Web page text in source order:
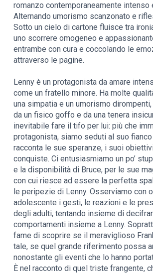
romanzo contemporaneamente intenso
Alternando umorismo scanzonato e
Sotto un cielo di cartone fluisce tra
uno scorrere omogeneo e
entrambe con cura e coccolando le
attraverso le pagine.
Lenny è un protagonista da amare
come un fratello minore. Ha molte
una simpatia e un umorismo
da un fisico goffo e da una tenera
inevitabile fare il tifo per lui: più che
protagonista, siamo seduti al suo
racconta le sue speranze, i suoi
conquiste. Ci entusiasmiamo un po’
e la disponibilità di Bruce, per le sue
con cui riesce ad essere la perfetta
le peripezie di Lenny. Osserviamo con
adolescente i gesti, le reazioni e le
degli adulti, tentando insieme di
comportamenti insieme a Lenny.
fame di scoprire se il meraviglioso
tale, se quel grande riferimento possa
nonostante gli eventi che lo hanno
È nel racconto di quel triste frangente,